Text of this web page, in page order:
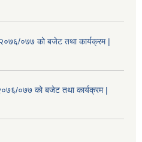
०७७ को बजेट तथा कार्यक्रम |
०७७ को बजेट तथा कार्यक्रम |